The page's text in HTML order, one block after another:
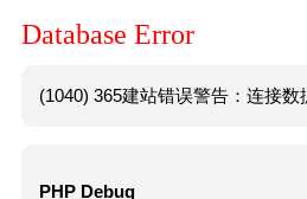
Database Error
(1040) 365建站错误警告：连接
PHP Debug